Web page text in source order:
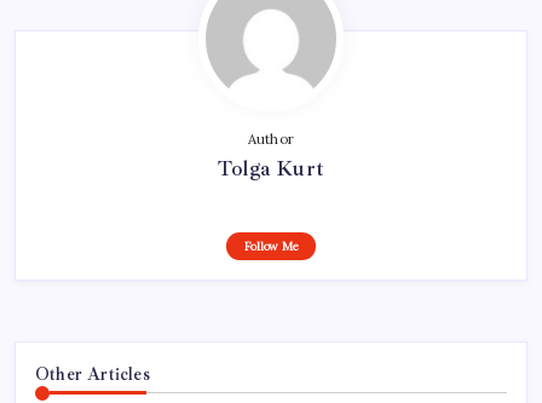
Author
Tolga Kurt
Follow Me
Other Articles